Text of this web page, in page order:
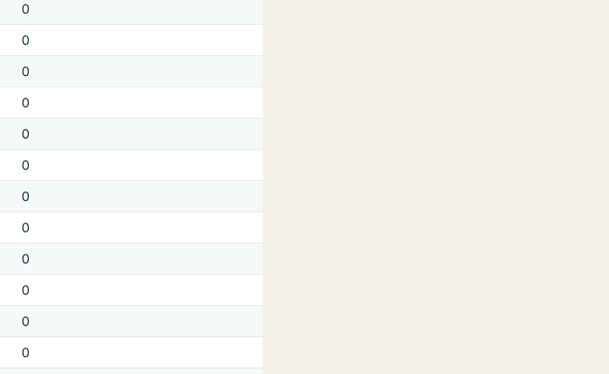
0
0
0
0
0
0
0
0
0
0
0
0